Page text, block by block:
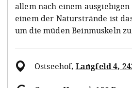
allem nach einem
einem der Naturstrände ist
um die müden Beinmuskeln
Ostseehof, Langfeld 4,